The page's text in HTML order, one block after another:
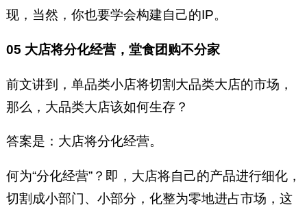
现，当然，你也要学会构建自己的IP。
05 大店将分化经营，堂食团购不分家
前文讲到，单品类小店将切割大品类大店的市场，
那么，大品类大店该如何生存？
答案是：大店将分化经营。
何为“分化经营”？即，大店将自己的产品进行细化，
切割成小部门、小部分，化整为零地进占市场，这